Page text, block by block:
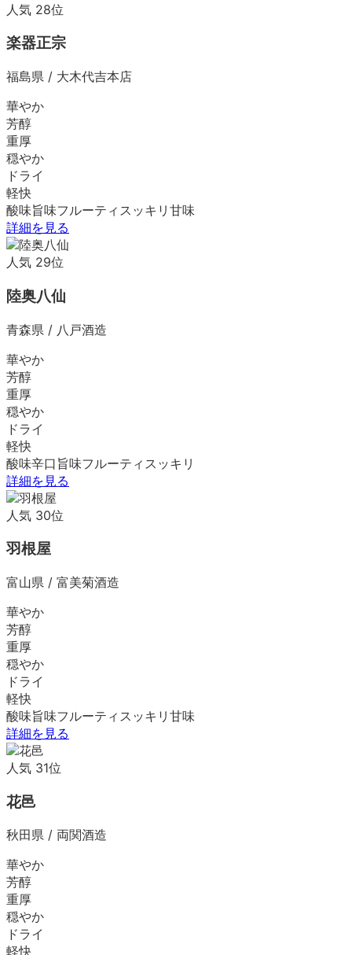
人気 28位
楽器正宗
福島県 / 大木代吉本店
華やか
芳醇
重厚
穏やか
ドライ
軽快
酸味旨味フルーティ スッキリ 甘味
詳細を見る
人気 29位
陸奥八仙
青森県 / 八戸酒造
華やか
芳醇
重厚
穏やか
ドライ
軽快
酸味辛口 旨味フルーティ スッキリ
詳細を見る
人気 30位
羽根屋
富山県 / 富美菊酒造
華やか
芳醇
重厚
穏やか
ドライ
軽快
酸味旨味フルーティ スッキリ 甘味
詳細を見る
人気 31位
花邑
秋田県 / 両関酒造
華やか
芳醇
重厚
穏やか
ドライ
軽快